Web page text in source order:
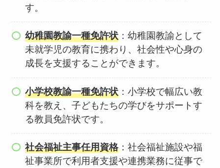
す。
幼稚園教諭一種免許状：幼稚園教諭として
未就学児の教育に携わり、社会性や心身の
成長を支援することができます。
小学校教諭一種免許状：小学校で幅広い教
科を教え、子どもたちの学びをサポートす
る教員免許状です。
社会福祉主事任用資格：社会福祉施設や福
祉事業所で利用者支援や連携業務に従事で